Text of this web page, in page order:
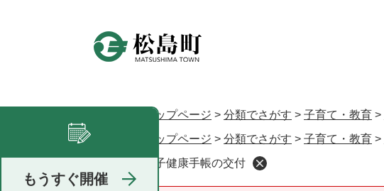
で
トップページ > 分類でさがす > 子育て・教育 >
トップページ > 分類でさがす > 子育て・教育 >
母子健康手帳の交付
もうすぐ開催